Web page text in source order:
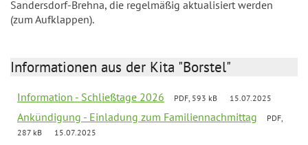
Sandersdorf-Brehna, die regelmäßig aktualisiert werden
(zum Aufklappen).
Informationen aus der Kita "Borstel"
Information - Schließtage 2026 PDF, 593 kB 15.07.2025
Ankündigung - Einladung zum Familiennachmittag
PDF,
287 kB
15.07.2025